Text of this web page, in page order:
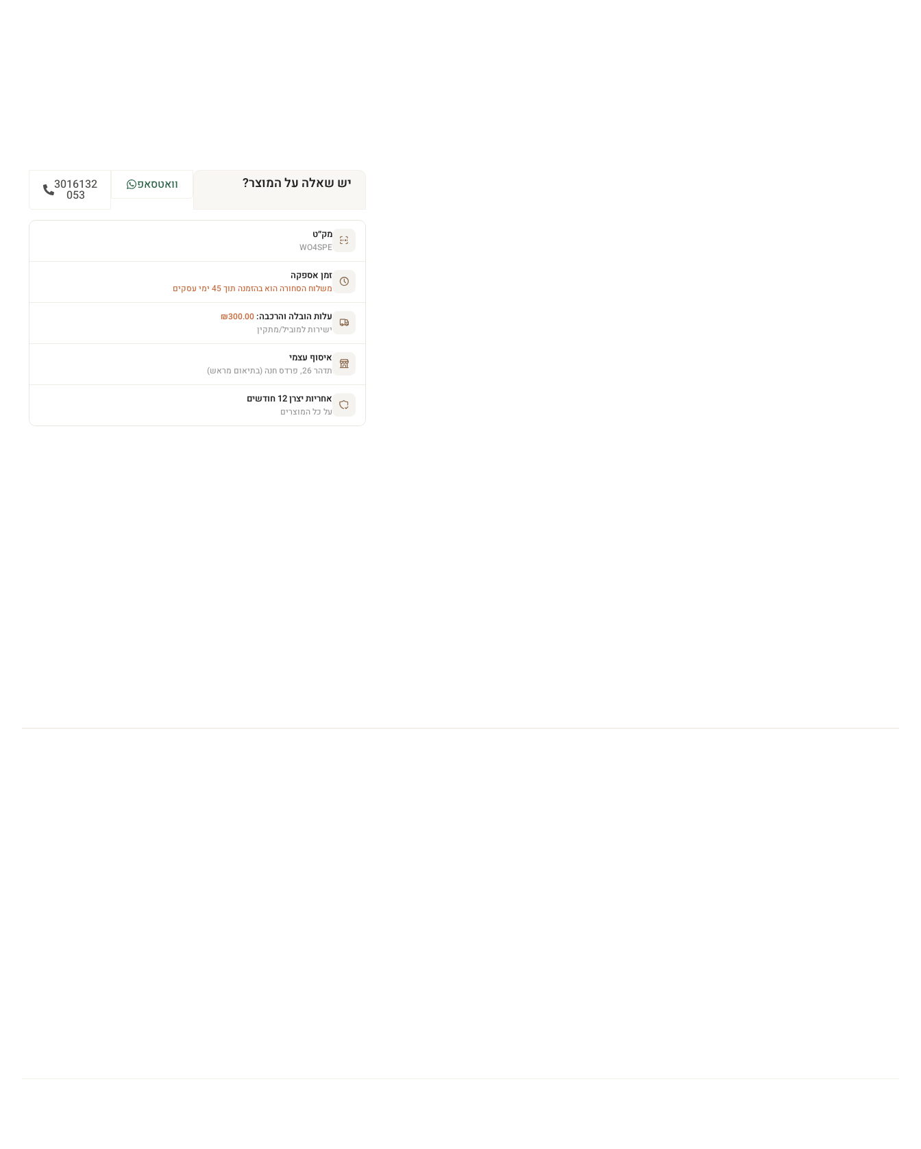
יש שאלה על המוצר? וואטסאפ 3016132
053
מק״ט
WO4SPE
זמן אספקה
משלוח הסחורה הוא בהזמנה תוך 45 ימי עסקים
עלות הובלה והרכבה: ₪300.00
ישירות למוביל/מתקין
איסוף עצמי
תדהר 26, פרדס חנה (בתיאום מראש)
אחריות יצרן 12 חודשים
על כל המוצרים